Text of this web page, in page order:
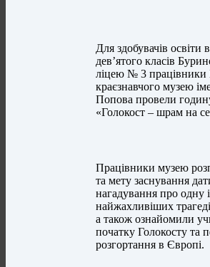
Для здобувачів освіти
дев’ятого класів
ліцею № 3 працівники
краєзнавчого музею
Попова провели
«Голокост – шрам на
Працівники музею
та мету заснування
нагадування про одну
найжахливіших
а також ознайомили
початку Голокосту та
розгортання в Європі.